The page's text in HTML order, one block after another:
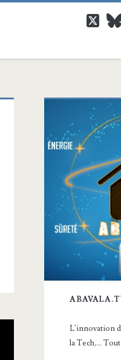
Barre
latérale
L'innovation
la Tech,...